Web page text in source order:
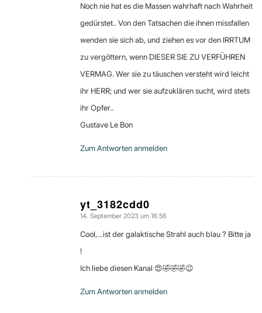
Noch nie hat es die Massen wahrhaft nach Wahrheit
gedürstet.. Von den Tatsachen die ihnen missfallen
wenden sie sich ab, und ziehen es vor den IRRTUM
zu vergöttern, wenn DIESER SIE ZU VERFÜHREN
VERMAG. Wer sie zu täuschen versteht wird leicht
ihr HERR; und wer sie aufzuklären sucht, wird stets
ihr Opfer..
Gustave Le Bon
Zum Antworten anmelden
yt_3182cdd0
sagte:
14. September 2023 um 16:56
Cool,…ist der galaktische Strahl auch blau ? Bitte ja
!
Ich liebe diesen Kanal 😍🤣🤣🤣😉
Zum Antworten anmelden